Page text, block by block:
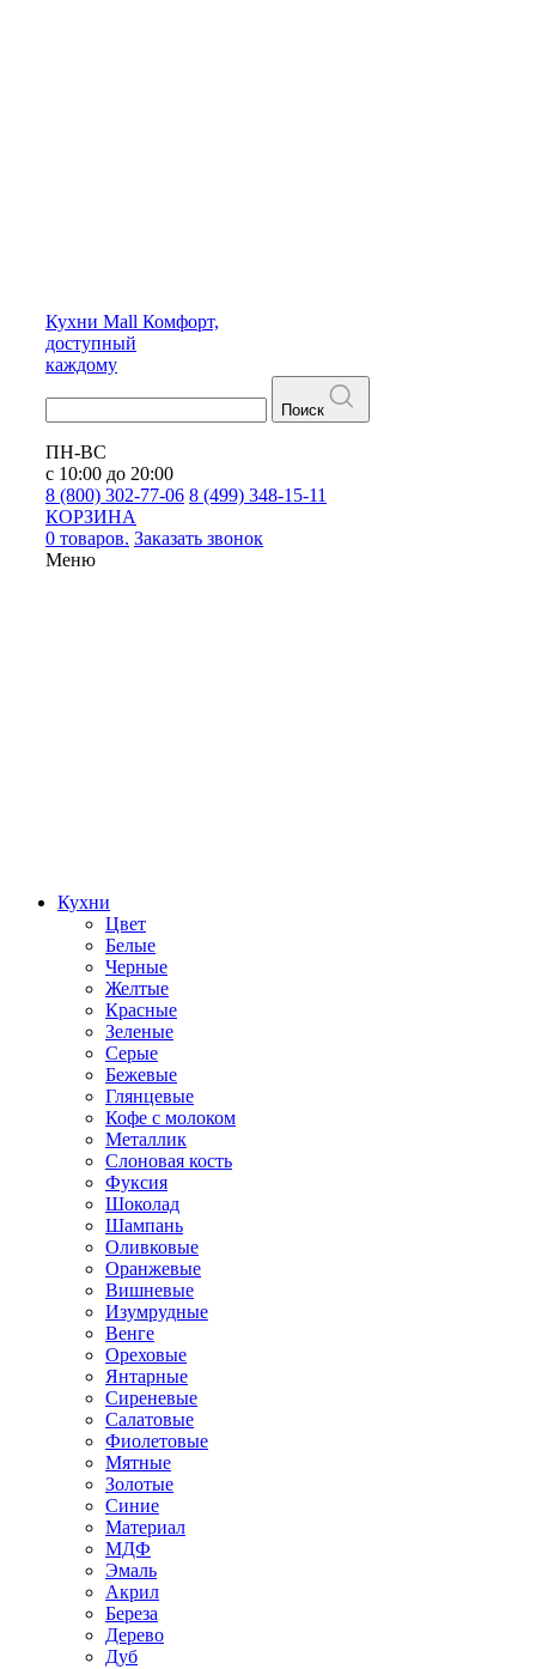
Кухни Mall Комфорт,
доступный
каждому
Поиск
ПН-ВС
с 10:00 до 20:00
8 (800) 302-77-06 8 (499) 348-15-11
КОРЗИНА
0 товаров. Заказать звонок
Меню
Кухни
Цвет
Белые
Черные
Желтые
Красные
Зеленые
Серые
Бежевые
Глянцевые
Кофе с молоком
Металлик
Слоновая кость
Фуксия
Шоколад
Шампань
Оливковые
Оранжевые
Вишневые
Изумрудные
Венге
Ореховые
Янтарные
Сиреневые
Салатовые
Фиолетовые
Мятные
Золотые
Синие
Материал
МДФ
Эмаль
Акрил
Береза
Дерево
Дуб